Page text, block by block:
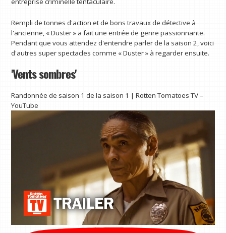
Rempli de tonnes d'action et de bons travaux de détective à
l'ancienne, « Duster » a fait une entrée de genre passionnante.
Pendant que vous attendez d'entendre parler de la saison 2, voici
d'autres super spectacles comme « Duster » à regarder ensuite.
'Vents sombres'
Randonnée de saison 1 de la saison 1 | Rotten Tomatoes TV –
YouTube